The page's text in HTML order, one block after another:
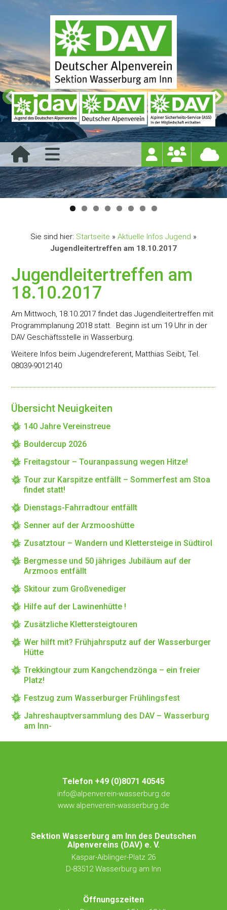
Sie sind hier: Startseite » Aktuelle Infos Jugend »
Jugendleitertreffen am 18.10.2017
Jugendleitertreffen am
18.10.2017
Am Mittwoch, 18.10.2017 findet das Jugendleitertreffen mit
Programmplanung 2018 statt. Beginn ist um 19 Uhr in der
DAV Geschäftsstelle in Wasserburg.
Weitere Infos beim Jugendreferent, Matthias Seibt, Tel.
08039-9012140
Übersicht Neuigkeiten
140 Jahre Vereinstreue
Bouldercup 2026
Freitagstour – Touranpassung wegen Hitze!
Tour zur Karspitze entfällt – Sommerfest am Stoa
findet statt!
Dienstags-Fahrradtour entfällt
Senner auf der Arzmooshütte
Zusatztour – Wandern und Klettersteige in Südtirol
Bergmesse und 50 jähriges Jubiläum auf der
Arzmoos entfällt
Skitour zum Großvenediger
Hilfe auf der Lawinenhütte !
Zusätzliche Klettersteigtouren
Wer hilft mit? Frühjahrsputz auf der Wasserburger
Hütte
Trekkingtour zum Kangchendzönga – ein freier
Platz!
Festzug zum Wasserburger Frühlingsfest
Jahreshauptversammlung des DAV – Wasserburg
am Inn-
Telefon +49 (0)8071 40545
info@alpenverein-wasserburg.de
www.alpenverein-wasserburg.de
Sektion Wasserburg am Inn des Deutschen
Alpenvereins (DAV) e. V.
Kaspar-Aiblinger-Platz 26
D-83512 Wasserburg am Inn
Öffnungszeiten